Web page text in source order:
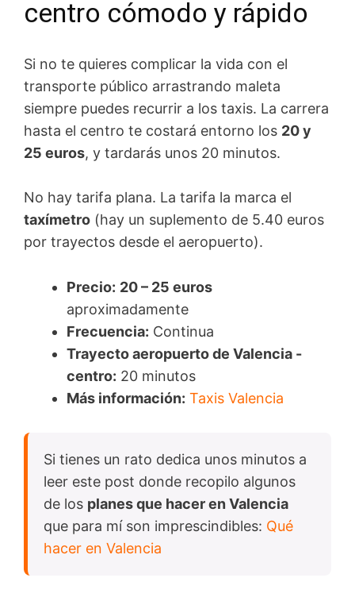
centro cómodo y rápido
Si no te quieres complicar la vida con el
transporte público arrastrando maleta
siempre puedes recurrir a los taxis. La carrera
hasta el centro te costará entorno los 20 y
25 euros, y tardarás unos 20 minutos.
No hay tarifa plana. La tarifa la marca el
taxímetro (hay un suplemento de 5.40 euros
por trayectos desde el aeropuerto).
Precio: 20 – 25 euros
aproximadamente
Frecuencia: Continua
Trayecto aeropuerto de Valencia -
centro: 20 minutos
Más información: Taxis Valencia
Si tienes un rato dedica unos minutos a
leer este post donde recopilo algunos
de los planes que hacer en Valencia
que para mí son imprescindibles: Qué
hacer en Valencia